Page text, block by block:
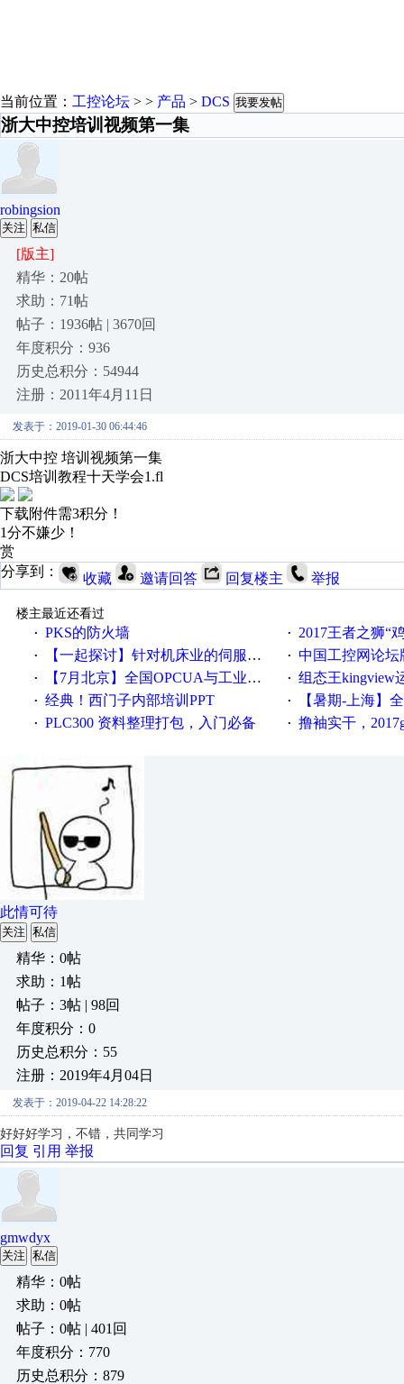
当前位置： 工控论坛 > > 产品 > DCS 我要发帖
浙大中控培训视频第一集
robingsion
关注 私信
[版主]
精华：20帖
求助：71帖
帖子：1936帖 | 3670回
年度积分：936
历史总积分：54944
注册：2011年4月11日
发表于：2019-01-30 06:44:46
浙大中控 培训视频第一集
DCS培训教程十天学会1.fl
下载附件需3积分！
1分不嫌少！
赏
分享到：
收藏 邀请回答 回复楼主 举报
楼主最近还看过
· PKS的防火墙 · 2017王者之狮“鸡”情签到
· 【一起探讨】针对机床业的伺服系统发展，您的期望是什么？ · 中国工控网论坛版
· 【7月北京】全国OPCUA与工业互联技术培训班通知！ · 组态王kingview
· 经典！西门子内部培训PPT · 【暑期-上海】全国工业
· PLC300 资料整理打包，入门必备 · 撸袖实干，2017gongkong®第
此情可待
关注 私信
精华：0帖
求助：1帖
帖子：3帖 | 98回
年度积分：0
历史总积分：55
注册：2019年4月04日
发表于：2019-04-22 14:28:22
好好好学习，不错，共同学习
回复 引用 举报
gmwdyx
关注 私信
精华：0帖
求助：0帖
帖子：0帖 | 401回
年度积分：770
历史总积分：879